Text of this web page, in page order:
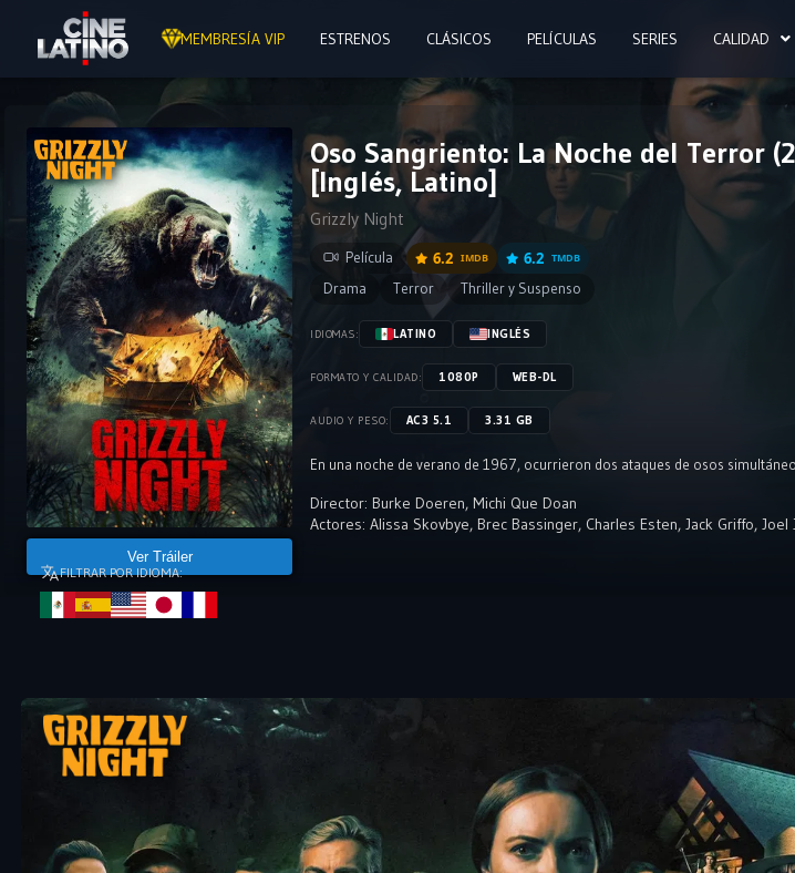
MEMBRESÍA VIP ESTRENOS CLÁSICOS PELÍCULAS SERIES CALIDAD
Ver Tráiler
Oso Sangriento: La Noche del Terror
[Inglés, Latino]
Grizzly Night
Película 6.2 IMDB 6.2 TMDB
Drama Terror Thriller y Suspenso
IDIOMAS: LATINO INGLÉS
FORMATO Y CALIDAD: 1080P WEB-DL
AUDIO Y PESO: AC3 5.1 3.31 GB
En una noche de verano de 1967, ocurrieron dos ataques de osos
Director: Burke Doeren, Michi Que Doan
Actores: Alissa Skovbye, Brec Bassinger, Charles Esten, Jack Griffo, Joel
FILTRAR POR IDIOMA: